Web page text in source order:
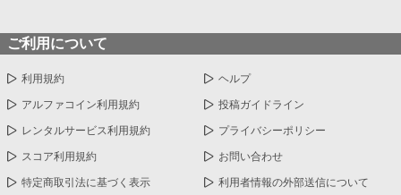
ご利用について
利用規約 ヘルプ
アルファコイン利用規約 投稿ガイドライン
レンタルサービス利用規約 プライバシーポリシー
スコア利用規約 お問い合わせ
特定商取引法に基づく表示 利用者情報の外部送信について